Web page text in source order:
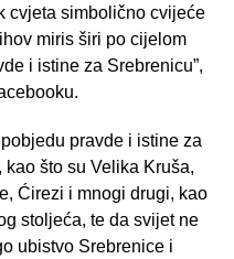
cvjeta simbolično cvijeće
miris širi po cijelom
i istine za Srebrenicu”,
pravde i istine za
što su Velika Kruša,
Ćirezi i mnogi drugi, kao
stoljeća, te da svijet ne
ubistvo Srebrenice i